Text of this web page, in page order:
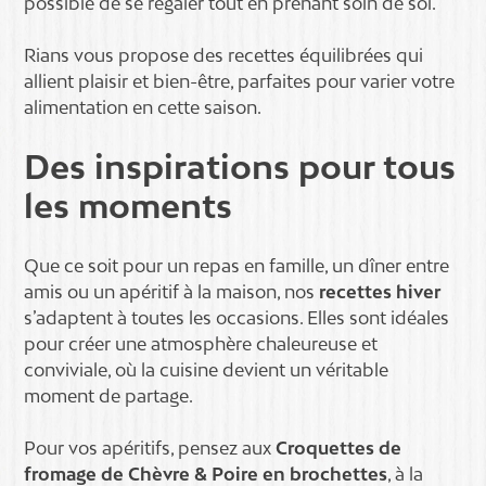
Rians vous propose des recettes équilibrées qui
allient plaisir et bien-être, parfaites pour varier votre
alimentation en cette saison.
Des inspirations pour tous
les moments
Que ce soit pour un repas en famille, un dîner entre
amis ou un apéritif à la maison, nos recettes hiver
s’adaptent à toutes les occasions. Elles sont idéales
pour créer une atmosphère chaleureuse et
conviviale, où la cuisine devient un véritable
moment de partage.
Pour vos apéritifs, pensez auxCroquettes de
fromage de Chèvre & Poire en brochettes, à la